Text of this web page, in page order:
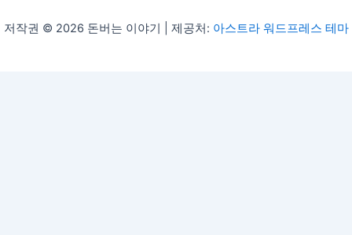
저작권 © 2026 돈버는 이야기 | 제공처: 아스트라 워드프레스 테마